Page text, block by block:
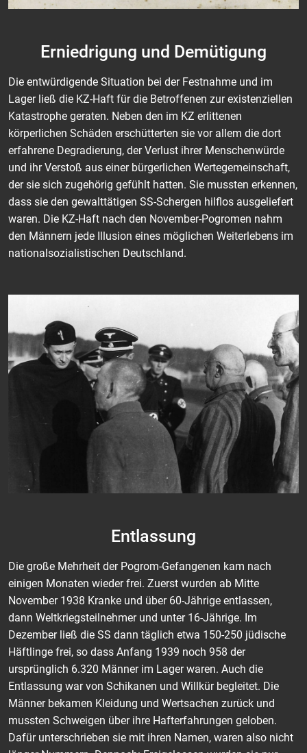
Erniedrigung und Demütigung
Die entwürdigende Situation bei der Festnahme und im
Lager ließ die KZ-Haft für die Betroffenen zur existenziellen
Katastrophe geraten. Neben den im KZ erlittenen
körperlichen Schäden erschütterten sie vor allem die dort
erfahrene Degradierung, der Verlust ihrer Menschenwürde
und ihr Verstoß aus einer bürgerlichen Wertegemeinschaft,
der sie sich zugehörig gefühlt hatten. Sie mussten erkennen,
dass sie den gewalttätigen SS-Schergen hilflos ausgeliefert
waren. Die KZ-Haft nach den November-Pogromen nahm
den Männern jede Illusion eines möglichen Weiterlebens im
nationalsozialistischen Deutschland.
Entlassung
Die große Mehrheit der Pogrom-Gefangenen kam nach
einigen Monaten wieder frei. Zuerst wurden ab Mitte
November 1938 Kranke und über 60-Jährige entlassen,
dann Weltkriegsteilnehmer und unter 16-Jährige. Im
Dezember ließ die SS dann täglich etwa 150-250 jüdische
Häftlinge frei, so dass Anfang 1939 noch 958 der
ursprünglich 6.320 Männer im Lager waren. Auch die
Entlassung war von Schikanen und Willkür begleitet. Die
Männer bekamen Kleidung und Wertsachen zurück und
mussten Schweigen über ihre Hafterfahrungen geloben.
Dafür unterschrieben sie mit ihren Namen, waren also nicht